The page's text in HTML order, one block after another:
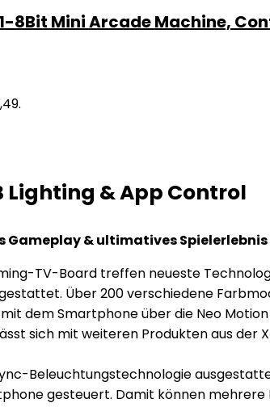
8Bit Mini Arcade Machine,
Lighting & App Control
Gameplay & ultimatives Spielerlebnis
TV-Board treffen neueste
Über 200 verschiedene
dem Smartphone über die Neo
sich mit weiteren Produkten aus
Beleuchtungstechnologie
gesteuert. Damit können